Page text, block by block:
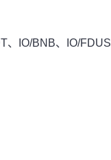
、IO/BNB、IO/